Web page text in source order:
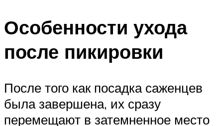
Особенности ухода
после пикировки
После того как посадка саженцев
была завершена, их сразу
перемещают в затемненное место